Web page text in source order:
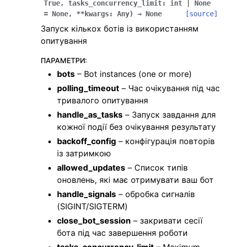
True, tasks_concurrency_limit: int
None
= None, **kwargs: Any) → None [source]
Запуск кількох ботів із використанням
опитування
ПАРАМЕТРИ:
bots – Bot instances (one or more)
polling_timeout – Час очікування під час
тривалого опитування
handle_as_tasks – Запуск завдання для
кожної події без очікування результату
backoff_config – конфігурація повторів
із затримкою
allowed_updates – Список типів
оновлень, які має отримувати ваш бот
handle_signals – обробка сигналів
(SIGINT/SIGTERM)
close_bot_session – закривати сесії
бота під час завершення роботи